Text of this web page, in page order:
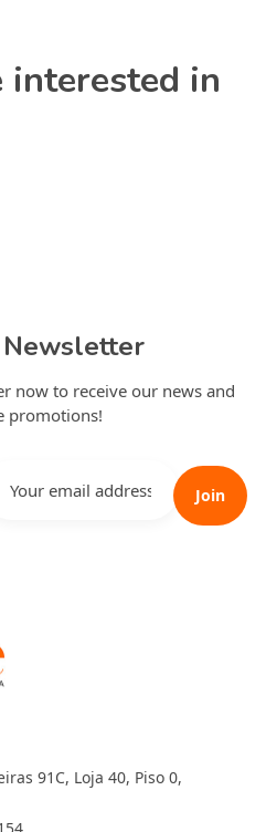
interested in
Newsletter
now to receive our news and
promotions!
Join
91C, Loja 40, Piso 0,